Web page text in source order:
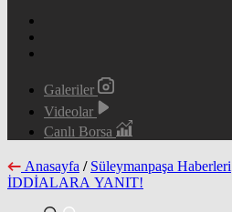
Galeriler
Videolar
Canlı Borsa
Anasayfa / Süleymanpaşa Haberleri
İDDİALARA YANIT!